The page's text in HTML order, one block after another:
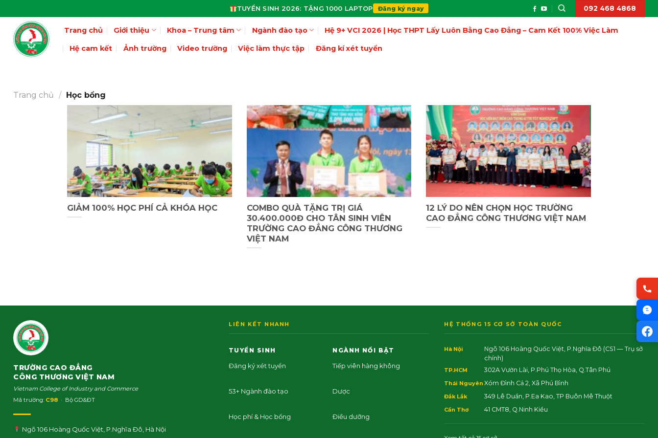
to
content
TUYỂN SINH 2026: TẶNG 1000 LAPTOP Đăng ký ngay 092 468 4868
Trang chủ Giới thiệu Khoa – Trung tâm Ngành đào tạo Hệ 9+ VCI 2026 | Học THPT Lấy Luôn Bằng Cao Đẳng – Cam Kết 100% Việc Làm
Hệ cam kết Ảnh trường Video trường Việc làm thực tập Đăng kí xét tuyển
Trang chủ / Học bổng
GIẢM 100% HỌC PHÍ CẢ KHÓA HỌC
COMBO QUÀ TẶNG TRỊ GIÁ
30.400.000Đ CHO TÂN SINH VIÊN
TRƯỜNG CAO ĐẲNG CÔNG THƯƠNG
VIỆT NAM
12 LÝ DO NÊN CHỌN HỌC TRƯỜNG
CAO ĐẲNG CÔNG THƯƠNG VIỆT NAM
TRƯỜNG CAO ĐẲNG
CÔNG THƯƠNG VIỆT NAM
Vietnam College of Industry and Commerce
Mã trường: C98 · Bộ GD&ĐT
Ngõ 106 Hoàng Quốc Việt, P.Nghĩa Đô, Hà Nội
LIÊN KẾT NHANH
TUYỂN SINH
Đăng ký xét tuyển
53+ Ngành đào tạo
Học phí & Học bổng
NGÀNH NỔI BẬT
Tiếp viên hàng không
Dược
Điều dưỡng
HỆ THỐNG 15 CƠ SỞ TOÀN QUỐC
Hà Nội Ngõ 106 Hoàng Quốc Việt, P.Nghĩa Đô (CS1 — Trụ sở
chính)
TP.HCM 302A Vườn Lài, P.Phú Thọ Hòa, Q.Tân Phú
Thái Nguyên Xóm Đình Cả 2, Xã Phú Bình
Đắk Lắk 349 Lê Duẩn, P.Ea Kao, TP Buôn Mê Thuột
Cần Thơ 41 CMT8, Q.Ninh Kiều